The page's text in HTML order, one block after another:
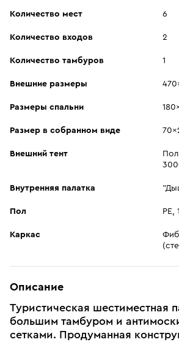
Количество мест 6
Количество входов 2
Количество тамбуров 1
Внешние размеры
Размеры спальни
Размер в собранном виде
Внешний тент
Внутренняя палатка
Пол
Каркас
Описание
Туристическая шестиместная
большим тамбуром и
сетками. Продуманная